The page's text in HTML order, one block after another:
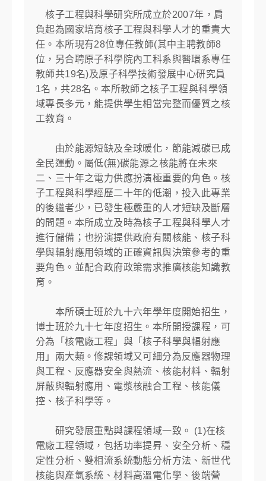
核子工程與科學研究所成立於2007年，肩
負起為國家培育核子工程與科學人才的重責大
任。本所現有28位專任教師(其中主聘教師8
位，另合聘原子科學院內工科系與醫環系專任
教師共19名)及原子科學技術發展中心研究員
1名，共28名。本所教師之核子工程與科學領
域專長多元，能提供學生相當完整而優質之核
工教育。
由於能源短缺及全球暖化，節能減碳已成
全民運動。屬低(無)碳能源之核能將在未來
二、三十年之電力供應扮演極重要的角色。核
子工程與科學經歷二十年的低潮，投入此專業
的後繼者少，已發生極嚴重的人才短缺及斷層
的問題。本所成立及時為核子工程與科學人才
進行儲備；也扮演提供政府有關核能、核子科
學與輻射應用領域的正確資訊與決策參考的重
要角色。並配合政府政策需求推廣核能知識教
育。
本所碩士班於九十六年學年度開始招生，
博士班於九十七年度招生。本所開授課程，可
分為「核電廠工程」與「核子科學與輻射應
用」兩大類。修課領域又可細分為反應器物理
與工程、反應器安全與熱流、核能材料、輻射
屏蔽與輻射應用、電漿核融合工程、核能儀
控、核子科學等。
研究發展重點與課程領域一致。 (1)在核
電廠工程領域，包括功率提昇、安全分析、穩
定性分析、雙相流系統動態分析方法、新世代
核能與產氫系統、材料高溫電化學、後端營